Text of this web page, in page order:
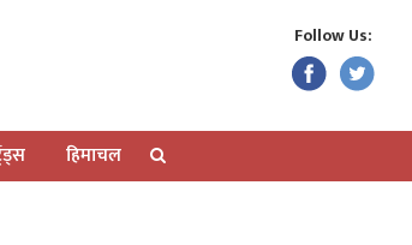
Follow Us:
हिमाचल